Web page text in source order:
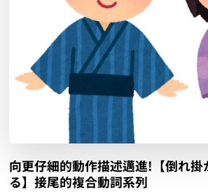
向更仔細的動作描述邁進!【倒れ
る】接尾的複合動詞系列